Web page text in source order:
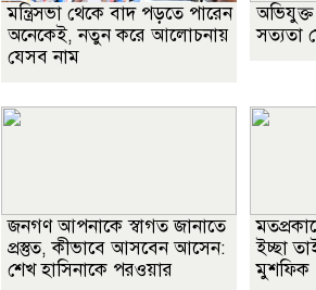
মন্ত্রিসভা থেকে বাদ পড়তে পারেন
অনেকেই, নতুন করে আলোচনায়
যেসব নাম
সত্যতা
জনগণ আপনাকে স্বাগত জানাতে
প্রস্তুত, কীভাবে আসবেন আসেন:
শেখ হাসিনাকে পরওয়ার
ইচ্ছা
মুশফিক